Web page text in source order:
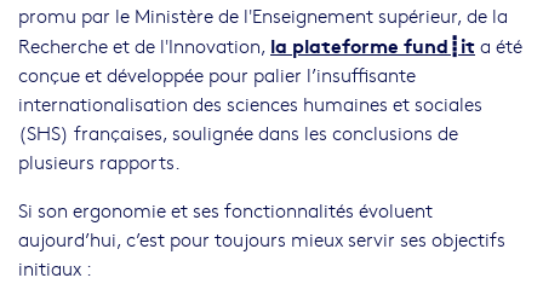
promu par le Ministère de l'Enseignement supérieur, de la
Recherche et de l'Innovation, la plateforme fund┋ita été
conçue et développée pour palier l’insuffisante
internationalisation des sciences humaines et sociales
(SHS) françaises, soulignée dans les conclusions de
plusieurs rapports.
Si son ergonomie et ses fonctionnalités évoluent
aujourd’hui, c’est pour toujours mieux servir ses objectifs
initiaux :